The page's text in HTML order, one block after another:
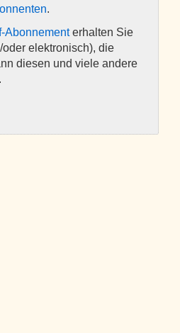
.
Abonnementerhalten Sie
elektronisch), die
diesen und viele andere